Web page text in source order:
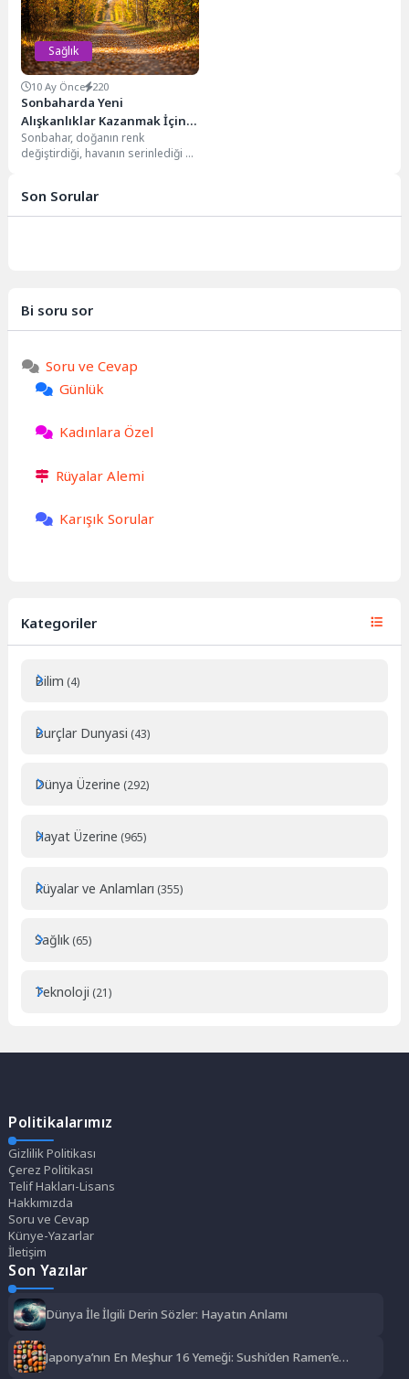
Sağlık
10 Ay Önce 220
Sonbaharda Yeni
Alışkanlıklar Kazanmak İçin
Neden Mükemmel Zaman?
Sonbahar, doğanın renk
değiştirdiği, havanın serinlediği ve
Son Sorular
Bi soru sor
Soru ve Cevap
Günlük
Kadınlara Özel
Rüyalar Alemi
Karışık Sorular
Kategoriler
Bilim (4)
Burçlar Dunyasi (43)
Dünya Üzerine (292)
Hayat Üzerine (965)
Rüyalar ve Anlamları (355)
Sağlık (65)
Teknoloji (21)
Politikalarımız
Gizlilik Politikası
Çerez Politikası
Telif Hakları-Lisans
Hakkımızda
Soru ve Cevap
Künye-Yazarlar
İletişim
Son Yazılar
Dünya İle İlgili Derin Sözler: Hayatın Anlamı
Japonya’nın En Meşhur 16 Yemeği: Sushi’den Ramen’e